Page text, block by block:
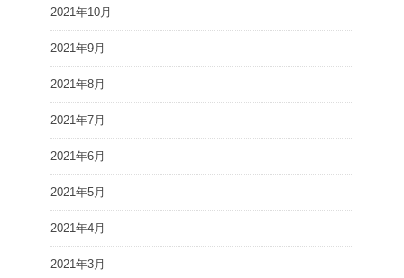
2021年10月
2021年9月
2021年8月
2021年7月
2021年6月
2021年5月
2021年4月
2021年3月